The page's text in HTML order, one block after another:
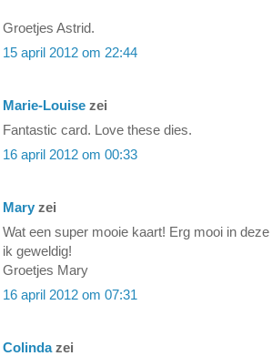
Groetjes Astrid.
15 april 2012 om 22:44
Marie-Louise zei
Fantastic card. Love these dies.
16 april 2012 om 00:33
Mary zei
Wat een super mooie kaart! Erg mooi in
ik geweldig!
Groetjes Mary
16 april 2012 om 07:31
Colindazei